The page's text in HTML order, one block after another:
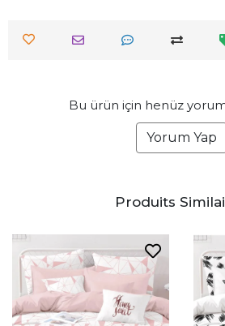
Bu ürün için henüz yorum
Yorum Yap
Produits